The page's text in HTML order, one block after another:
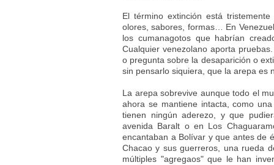
El término extinción está
olores, sabores, formas… En
los cumanagotos que habrían
Cualquier venezolano aporta
o pregunta sobre la desaparición o
sin pensarlo siquiera, que la arepa es
La arepa sobrevive aunque todo el
ahora se mantiene intacta, como
tienen ningún aderezo, y que
avenida Baralt o en Los
encantaban a Bolívar y que antes de
Chacao y sus guerreros, una rueda
múltiples "agregaos" que le han